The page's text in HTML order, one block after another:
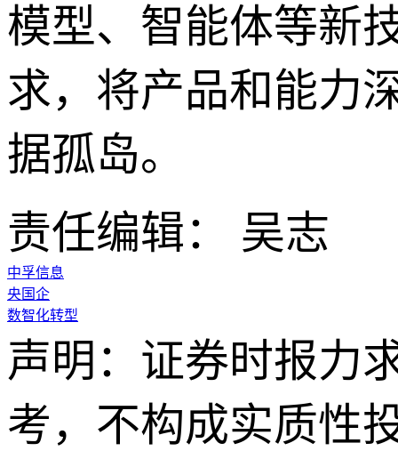
模型、智能体等新
求，将产品和能力
据孤岛。
责任编辑： 吴志
中孚信息
央国企
数智化转型
声明：证券时报力
考，不构成实质性